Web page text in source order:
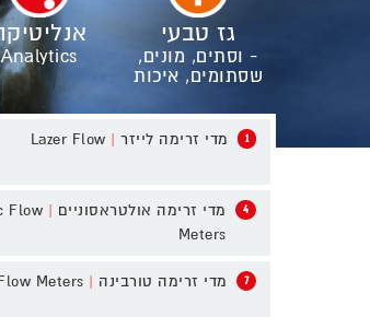
גז טבעי
- וסתים, מונים,
שסתומים, איכות
Analytics
1 מדי זרימה לייזר |
4 מדי זרימה אולטראסוניים |
Flow
Meters
7 מדי זרימה טורבינה |